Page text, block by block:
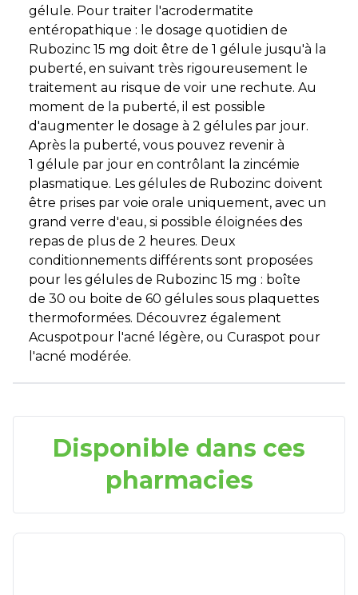
gélule. Pour traiter l'acrodermatite
entéropathique : le dosage quotidien de
Rubozinc 15 mg doit être de 1 gélule jusqu'à la
puberté, en suivant très rigoureusement le
traitement au risque de voir une rechute. Au
moment de la puberté, il est possible
d'augmenter le dosage à 2 gélules par jour.
Après la puberté, vous pouvez revenir à
1 gélule par jour en contrôlant la zincémie
plasmatique. Les gélules de Rubozinc doivent
être prises par voie orale uniquement, avec un
grand verre d'eau, si possible éloignées des
repas de plus de 2 heures. Deux
conditionnements différents sont proposées
pour les gélules de Rubozinc 15 mg : boîte
de 30 ou boite de 60 gélules sous plaquettes
thermoformées. Découvrez également
Acuspotpour l'acné légère, ou Curaspot pour
l'acné modérée.
Disponible dans ces
pharmacies